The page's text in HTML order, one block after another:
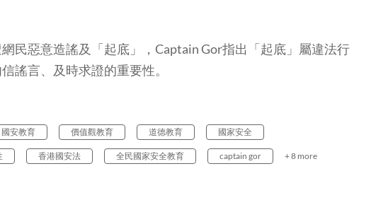
民惡意造謠及「起底」，Captain Gor指出「起底」屬違法行
謠言、及時求證的重要性。
國安教育 價值觀教育 道德教育 國家安全
香港國安法 全民國家安全教育 captain gor + 8 more